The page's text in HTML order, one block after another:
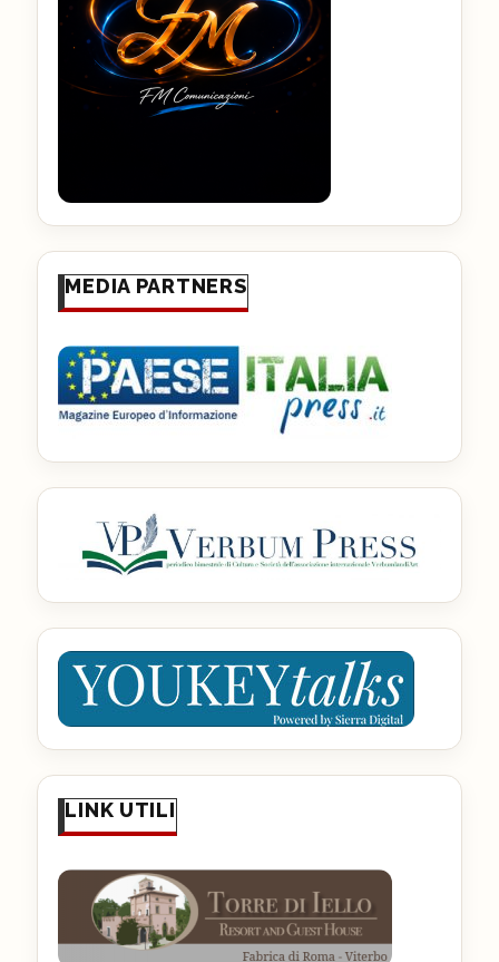
MEDIA PARTNERS
LINK UTILI